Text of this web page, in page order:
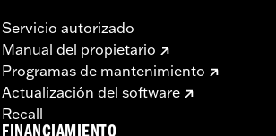
Servicio autorizado
Manual del propietario
Programas de mantenimiento
Actualización del software
Recall